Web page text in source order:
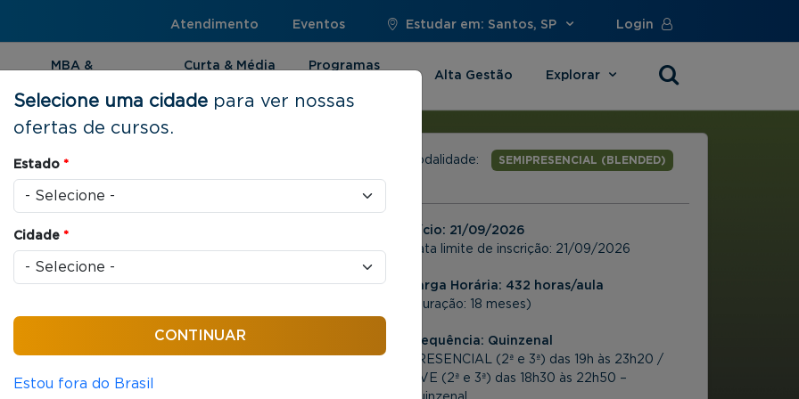
Atendimento Eventos Estudar em: Santos, SP Login
MBA &
Curta & Média
Programas
Alta Gestão Explorar
Modalidade: SEMIPRESENCIAL (BLENDED)
Início: 21/09/2026
Data limite de inscrição: 21/09/2026
Carga Horária: 432 horas/aula
(Duração: 18 meses)
Frequência: Quinzenal
PRESENCIAL (2ª e 3ª) das 19h às 23h20 /
LIVE (2ª e 3ª) das 18h30 às 22h50 –
e Liderança
/ aula
Pessoas e
Selecione uma cidade para ver nossas
ofertas de cursos.
Estado *
Cidade *
Estou fora do Brasil